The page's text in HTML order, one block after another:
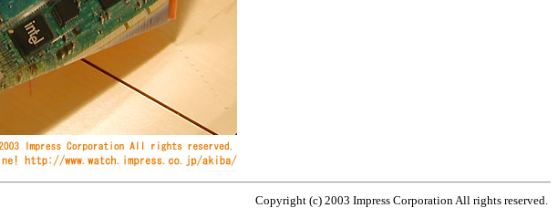
Copyright (c) 2003 Impress Corporation All rights reserved.